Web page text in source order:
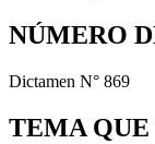
NÚMERO
Dictamen N° 869
TEMA QUE